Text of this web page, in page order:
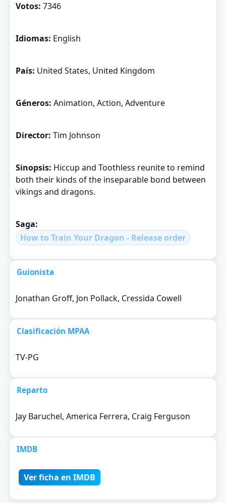
Votos: 7346
Idiomas: English
País: United States, United Kingdom
Géneros: Animation, Action, Adventure
Director: Tim Johnson
Sinopsis: Hiccup and Toothless reunite to remind
both their kinds of the inseparable bond between
vikings and dragons.
Saga:
How to Train Your Dragon - Release order
Guionista
Jonathan Groff, Jon Pollack, Cressida Cowell
Clasificación MPAA
TV-PG
Reparto
Jay Baruchel, America Ferrera, Craig Ferguson
IMDB
Ver ficha en IMDB